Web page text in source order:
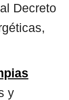
Decreto
y